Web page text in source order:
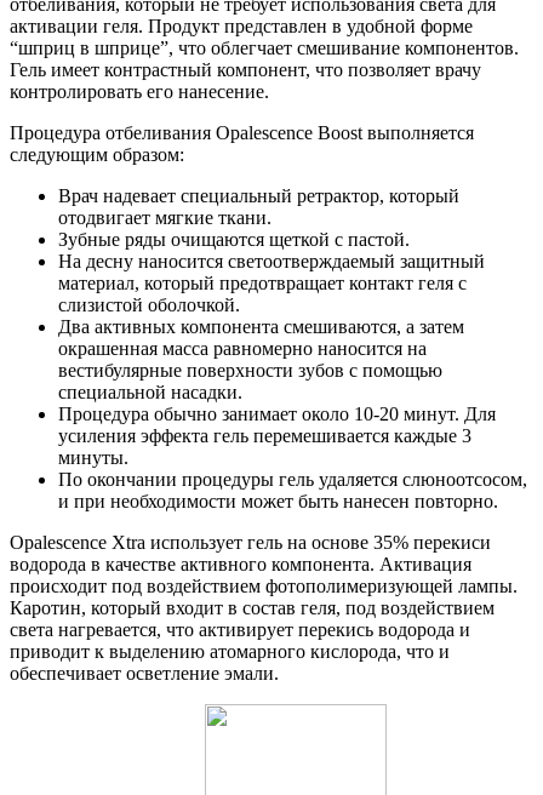
отбеливания, который не требует использования света для
активации геля. Продукт представлен в удобной форме
“шприц в шприце”, что облегчает смешивание компонентов.
Гель имеет контрастный компонент, что позволяет врачу
контролировать его нанесение.
Процедура отбеливания Opalescence Boost выполняется
следующим образом:
Врач надевает специальный ретрактор, который
отодвигает мягкие ткани.
Зубные ряды очищаются щеткой с пастой.
На десну наносится светоотверждаемый защитный
материал, который предотвращает контакт геля с
слизистой оболочкой.
Два активных компонента смешиваются, а затем
окрашенная масса равномерно наносится на
вестибулярные поверхности зубов с помощью
специальной насадки.
Процедура обычно занимает около 10-20 минут. Для
усиления эффекта гель перемешивается каждые 3
минуты.
По окончании процедуры гель удаляется слюноотсосом,
и при необходимости может быть нанесен повторно.
Opalescence Xtra использует гель на основе 35% перекиси
водорода в качестве активного компонента. Активация
происходит под воздействием фотополимеризующей лампы.
Каротин, который входит в состав геля, под воздействием
света нагревается, что активирует перекись водорода и
приводит к выделению атомарного кислорода, что и
обеспечивает осветление эмали.